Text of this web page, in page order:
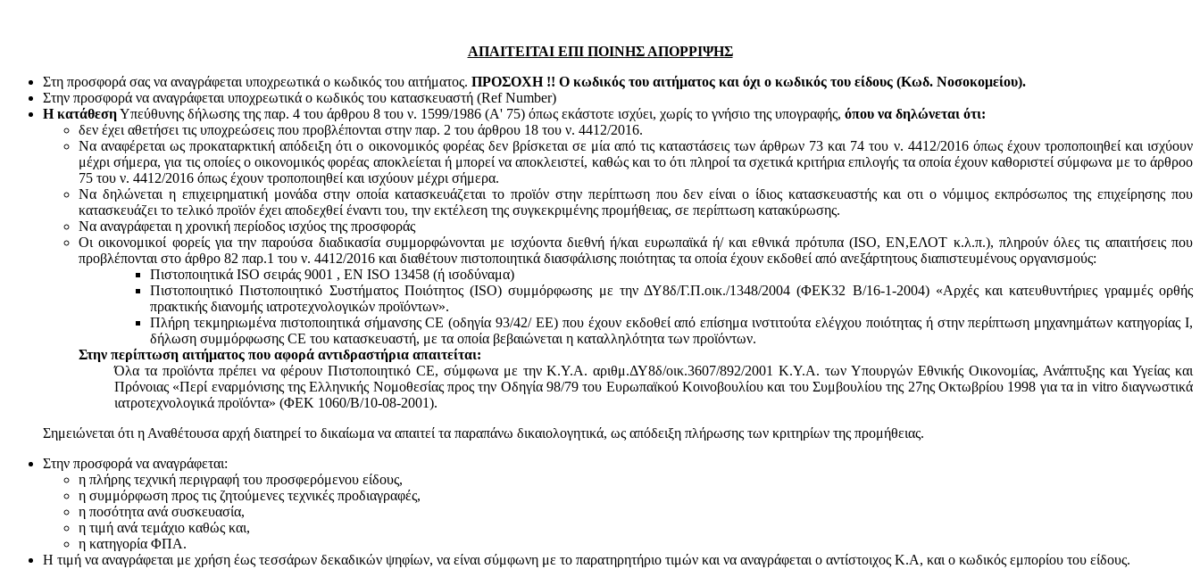
ΑΠΑΙΤΕΙΤΑΙ ΕΠΙ ΠΟΙΝΗΣ ΑΠΟΡΡΙΨΗΣ
Στη προσφορά σας να αναγράφεται υποχρεωτικά ο κωδικός του αιτήματος. ΠΡΟΣΟΧΗ !! Ο κωδικός του αιτήματος και όχι ο κωδικός του είδους (Κωδ. Νοσοκομείου).
Στην προσφορά να αναγράφεται υποχρεωτικά ο κωδικός του κατασκευαστή (Ref Number)
Η κατάθεσηΥπεύθυνης δήλωσης της παρ. 4 του άρθρου 8 του ν. 1599/1986 (Α' 75) όπως εκάστοτε ισχύει, χωρίς το γνήσιο της υπογραφής, όπου να δηλώνεται ότι:
δεν έχει αθετήσει τις υποχρεώσεις που προβλέπονται στην παρ. 2 του άρθρου 18 του ν. 4412/2016.
Να αναφέρεται ως προκαταρκτική απόδειξη ότι ο οικονομικός φορέας δεν βρίσκεται σε μία από τις καταστάσεις των άρθρων 73 και 74 του ν. 4412/2016 όπως έχουν τροποποιηθεί και ισχύουν
μέχρι σήμερα, για τις οποίες ο οικονομικός φορέας αποκλείεται ή μπορεί να αποκλειστεί, καθώς και το ότι πληροί τα σχετικά κριτήρια επιλογής τα οποία έχουν καθοριστεί σύμφωνα με τo άρθροo
75 του ν. 4412/2016 όπως έχουν τροποποιηθεί και ισχύουν μέχρι σήμερα.
Να δηλώνεται η επιχειρηματική μονάδα στην οποία κατασκευάζεται το προϊόν στην περίπτωση που δεν είναι ο ίδιος κατασκευαστής και oτι ο νόμιμος εκπρόσωπος της επιχείρησης που
κατασκευάζει το τελικό προϊόν έχει αποδεχθεί έναντι του, την εκτέλεση της συγκεκριμένης προμήθειας, σε περίπτωση κατακύρωσης.
Να αναγράφεται η χρονική περίοδος ισχύος της προσφοράς
Οι οικονομικοί φορείς για την παρούσα διαδικασία συμμορφώνονται με ισχύοντα διεθνή ή/και ευρωπαϊκά ή/ και εθνικά πρότυπα (ISO, ΕΝ,ΕΛΟΤ κ.λ.π.), πληρούν όλες τις απαιτήσεις που
προβλέπονται στο άρθρο 82 παρ.1 του ν. 4412/2016 και διαθέτουν πιστοποιητικά διασφάλισης ποιότητας τα οποία έχουν εκδοθεί από ανεξάρτητους διαπιστευμένους οργανισμούς:
Πιστοποιητικά ISO σειράς 9001 , ΕΝ ISO 13458 (ή ισοδύναμα)
Πιστοποιητικό Πιστοποιητικό Συστήματος Ποιότητος (ISO) συμμόρφωσης με την ΔΥ8δ/Γ.Π.οικ./1348/2004 (ΦΕΚ32 Β/16-1-2004) «Αρχές και κατευθυντήριες γραμμές ορθής
πρακτικής διανομής ιατροτεχνολογικών προϊόντων».
Πλήρη τεκμηριωμένα πιστοποιητικά σήμανσης CE (οδηγία 93/42/ ΕΕ) που έχουν εκδοθεί από επίσημα ινστιτούτα ελέγχου ποιότητας ή στην περίπτωση μηχανημάτων κατηγορίας Ι,
δήλωση συμμόρφωσης CE του κατασκευαστή, με τα οποία βεβαιώνεται η καταλληλότητα των προϊόντων.
Στην περίπτωση αιτήματος που αφορά αντιδραστήρια απαιτείται:
Όλα τα προϊόντα πρέπει να φέρουν Πιστοποιητικό CE, σύμφωνα με την Κ.Υ.Α. αριθμ.ΔΥ8δ/οικ.3607/892/2001 Κ.Υ.Α. των Υπουργών Εθνικής Οικονομίας, Ανάπτυξης και Υγείας και
Πρόνοιας «Περί εναρμόνισης της Ελληνικής Νομοθεσίας προς την Οδηγία 98/79 του Ευρωπαϊκού Κοινοβουλίου και του Συμβουλίου της 27ης Οκτωβρίου 1998 για τα in vitro διαγνωστικά
ιατροτεχνολογικά προϊόντα» (ΦΕΚ 1060/Β/10-08-2001).
Σημειώνεται ότι η Αναθέτουσα αρχή διατηρεί το δικαίωμα να απαιτεί τα παραπάνω δικαιολογητικά, ως απόδειξη πλήρωσης των κριτηρίων της προμήθειας.
Στην προσφορά να αναγράφεται:
η πλήρης τεχνική περιγραφή του προσφερόμενου είδους,
η συμμόρφωση προς τις ζητούμενες τεχνικές προδιαγραφές,
η ποσότητα ανά συσκευασία,
η τιμή ανά τεμάχιο καθώς και,
η κατηγορία ΦΠΑ.
Η τιμή να αναγράφεται με χρήση έως τεσσάρων δεκαδικών ψηφίων, να είναι σύμφωνη με το παρατηρητήριο τιμών και να αναγράφεται ο αντίστοιχος Κ.Α, και ο κωδικός εμπορίου του είδους.